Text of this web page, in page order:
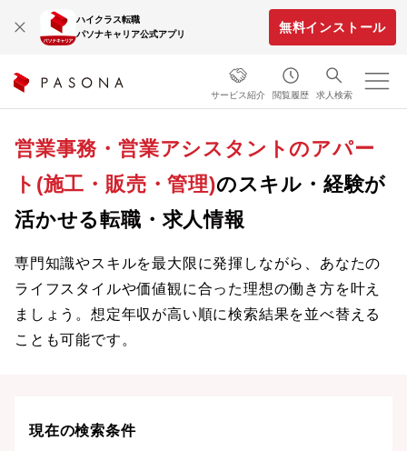
ハイクラス転職
パソナキャリア公式アプリ
無料インストール
サービス紹介 閲覧履歴 求人検索
営業事務・営業アシスタントのアパー
ト(施工・販売・管理)のスキル・経験が
活かせる転職・求人情報
専門知識やスキルを最大限に発揮しながら、あなたの
ライフスタイルや価値観に合った理想の働き方を叶え
ましょう。想定年収が高い順に検索結果を並べ替える
ことも可能です。
現在の検索条件